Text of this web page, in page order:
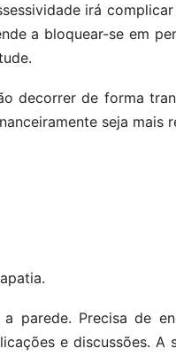
irá
a bloquear-se em
decorrer de forma
seja mais
parede. Precisa de
e discussões. A